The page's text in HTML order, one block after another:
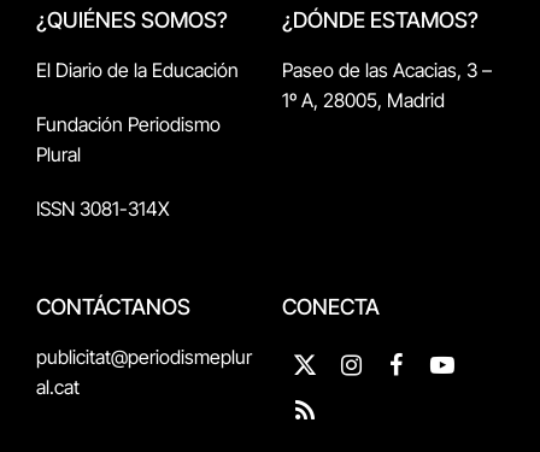
¿QUIÉNES SOMOS?
El Diario de la Educación
Fundación Periodismo
Plural
ISSN 3081-314X
¿DÓNDE ESTAMOS?
Paseo de las Acacias, 3 –
1º A, 28005, Madrid
CONTÁCTANOS
publicitat@periodismeplur
al.cat
CONECTA
X
(Twitter)
InstagramFacebookYouTube
RSS